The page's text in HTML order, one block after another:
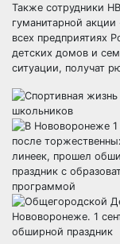
Также сотрудники
гуманитарной акции
всех предприятиях
детских домов и
ситуации, получат